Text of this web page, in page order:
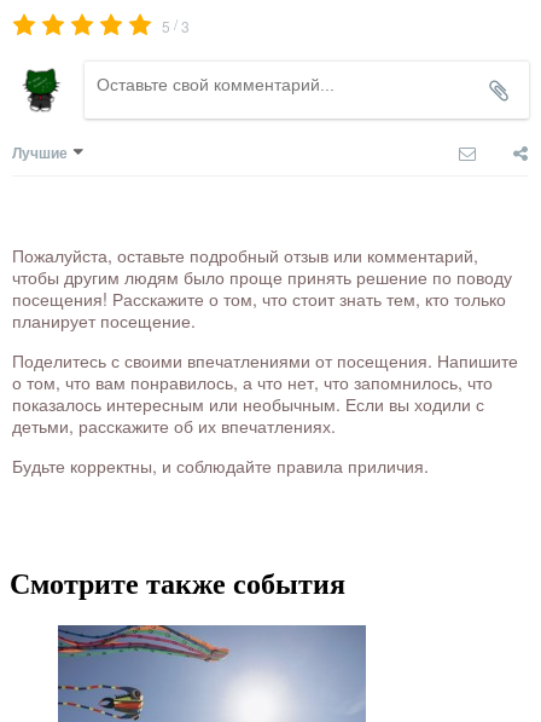
5 /3
Лучшие
Пожалуйста, оставьте подробный отзыв или комментарий,
чтобы другим людям было проще принять решение по поводу
посещения! Расскажите о том, что стоит знать тем, кто только
планирует посещение.
Поделитесь с своими впечатлениями от посещения. Напишите
о том, что вам понравилось, а что нет, что запомнилось, что
показалось интересным или необычным. Если вы ходили с
детьми, расскажите об их впечатлениях.
Будьте корректны, и соблюдайте правила приличия.
Смотрите также события